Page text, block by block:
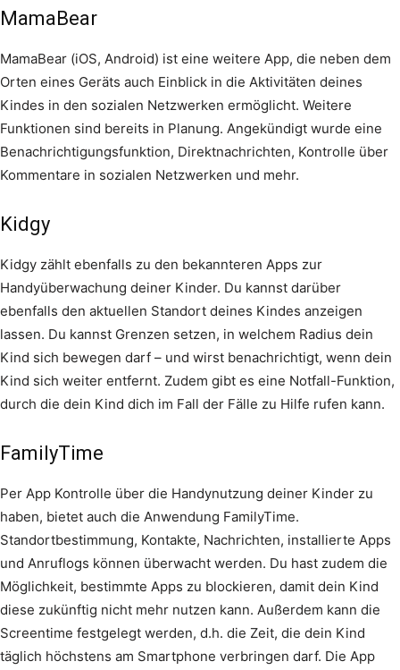
MamaBear
MamaBear (iOS, Android) ist eine weitere App, die neben dem
Orten eines Geräts auch Einblick in die Aktivitäten deines
Kindes in den sozialen Netzwerken ermöglicht. Weitere
Funktionen sind bereits in Planung. Angekündigt wurde eine
Benachrichtigungsfunktion, Direktnachrichten, Kontrolle über
Kommentare in sozialen Netzwerken und mehr.
Kidgy
Kidgy zählt ebenfalls zu den bekannteren Apps zur
Handyüberwachung deiner Kinder. Du kannst darüber
ebenfalls den aktuellen Standort deines Kindes anzeigen
lassen. Du kannst Grenzen setzen, in welchem Radius dein
Kind sich bewegen darf – und wirst benachrichtigt, wenn dein
Kind sich weiter entfernt. Zudem gibt es eine Notfall-Funktion,
durch die dein Kind dich im Fall der Fälle zu Hilfe rufen kann.
FamilyTime
Per App Kontrolle über die Handynutzung deiner Kinder zu
haben, bietet auch die Anwendung FamilyTime.
Standortbestimmung, Kontakte, Nachrichten, installierte Apps
und Anruflogs können überwacht werden. Du hast zudem die
Möglichkeit, bestimmte Apps zu blockieren, damit dein Kind
diese zukünftig nicht mehr nutzen kann. Außerdem kann die
Screentime festgelegt werden, d.h. die Zeit, die dein Kind
täglich höchstens am Smartphone verbringen darf. Die App